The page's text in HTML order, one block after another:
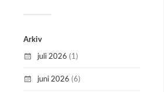
Arkiv
juli 2026 (1)
juni 2026 (6)